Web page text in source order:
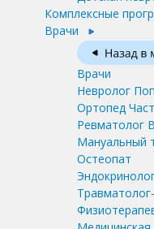
Комплексные
Врачи
Врачи
Невролог
Ортопед
Ревматолог
Мануальный
Остеопат